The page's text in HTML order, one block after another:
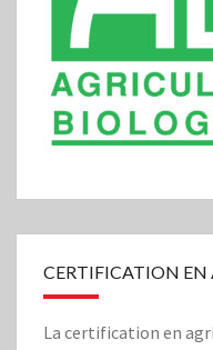
CERTIFICATION EN
La certification en